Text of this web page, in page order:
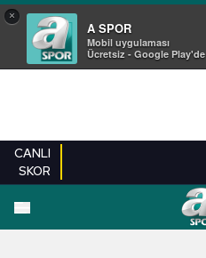
×
A SPOR
Mobil uygulaması
Ücretsiz - Google Play'de
CANLI
SKOR